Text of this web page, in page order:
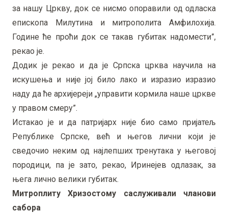
за нашу Цркву, док се нисмо опоравили од одласка
епископа Милутина и митрополита Амфилохија.
Године ће проћи док се такав губитак надомести”,
рекао је.
Додик је рекао и да је Српска црква научила на
искушења и није јој било лако и изразио изразио
наду да ће архијереји „управити кормила наше цркве
у правом смеру”.
Истакао је и да патријарх није био само пријатељ
Републике Српске, већ и његов лични који је
сведочио неким од најлепших тренутака у његовој
породици, па је зато, рекао, Иринејев одлазак, за
њега лично велики губитак.
Митроплиту Хризостому саслуживали чланови
сабора